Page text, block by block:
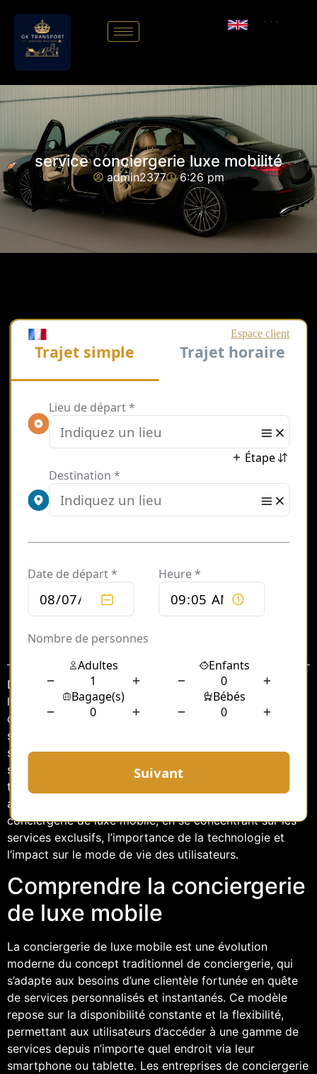
```
service conciergerie luxe mobilité
admin2377 6:26 pm
Sommaire
Dans un monde en constante évolution, où le temps et
l’efficacité sont devenus des ressources précieuses, la
conciergerie de luxe mobile s’impose comme une
solution incontournable pour les clients aisés. Ce
service haut de gamme répond aux besoins
sophistiqués d’une clientèle exigeante, en alliant
technologie de pointe et personnalisation extrême. Cet
article explore les différentes facettes de la
conciergerie de luxe mobile, en se concentrant sur les
services exclusifs, l’importance de la technologie et
l’impact sur le mode de vie des utilisateurs.
Comprendre la conciergerie
de luxe mobile
La conciergerie de luxe mobile est une évolution
moderne du concept traditionnel de conciergerie, qui
s’adapte aux besoins d’une clientèle fortunée en quête
de services personnalisés et instantanés. Ce modèle
repose sur la disponibilité constante et la flexibilité,
permettant aux utilisateurs d’accéder à une gamme de
services depuis n’importe quel endroit via leur
smartphone ou tablette. Les entreprises de conciergerie